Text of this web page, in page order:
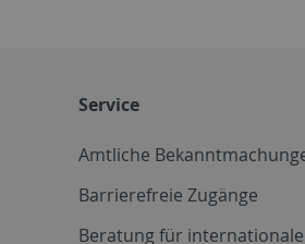
Service
Amtliche
Barrierefreie Zugänge
Beratung für internationale